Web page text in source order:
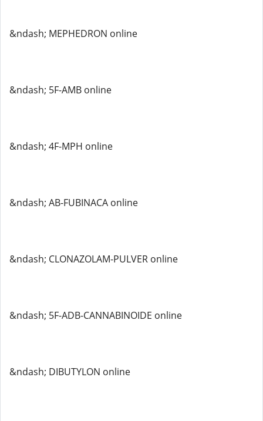
&ndash; MEPHEDRON online
&ndash; 5F-AMB online
&ndash; 4F-MPH online
&ndash; AB-FUBINACA online
&ndash; CLONAZOLAM-PULVER online
&ndash; 5F-ADB-CANNABINOIDE online
&ndash; DIBUTYLON online